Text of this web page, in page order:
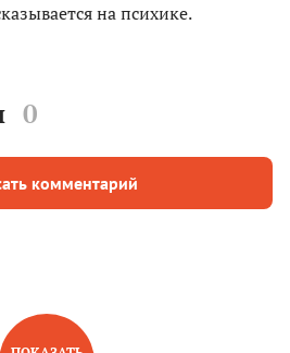
на психике.
0
комментарий